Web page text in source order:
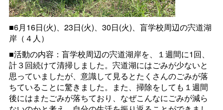
■6月16日(火)、23日(火)、30日(火)、盲学校周辺の宍道湖
岸（４人）
■活動の内容：盲学校周辺の宍道湖岸を、１週間に1回、
計３回続けて清掃しました。宍道湖にはごみが少ないと
思っていましたが、意識して見るとたくさんのごみが落
ちていることに驚きました。また、掃除をしても１週間
後にはまたごみが落ちており、なぜこんなにごみが減ら